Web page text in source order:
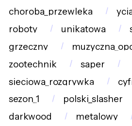
choroba_przewleka
roboty
unikatowa
grzeczny
zootechnik
saper
sieciowa_rozgrywka
sezon_1
polski_slasher
darkwood
metalowy